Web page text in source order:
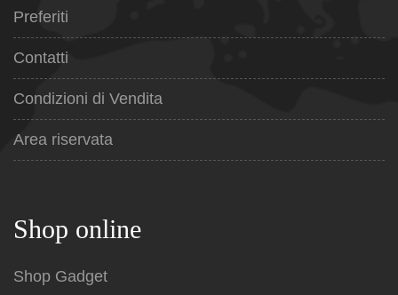
Preferiti
Contatti
Condizioni di Vendita
Area riservata
Shop online
Shop Gadget